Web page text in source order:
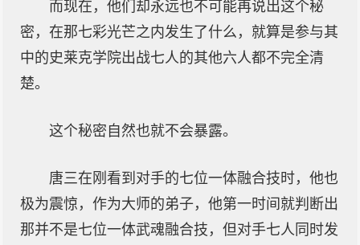
而现在，他们却永远也不可能再说出这个秘
密，在那七彩光芒之内发生了什么，就算是参与其
中的史莱克学院出战七人的其他六人都不完全清
楚。
这个秘密自然也就不会暴露。
唐三在刚看到对手的七位一体融合技时，他也
极为震惊，作为大师的弟子，他第一时间就判断出
那并不是七位一体武魂融合技，但对手七人同时发